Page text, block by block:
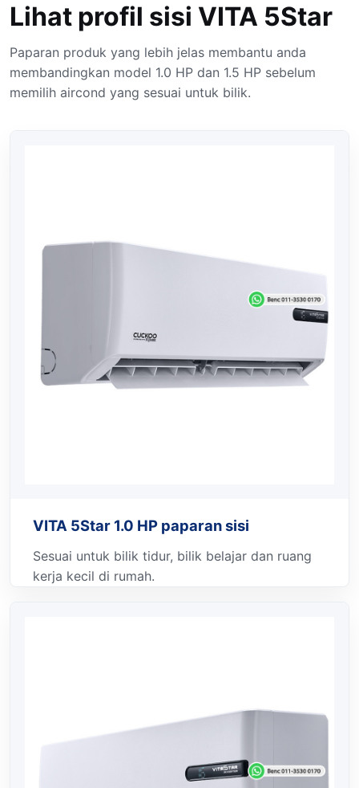
Lihat profil sisi VITA 5Star
Paparan produk yang lebih jelas membantu anda
membandingkan model 1.0 HP dan 1.5 HP sebelum
memilih aircond yang sesuai untuk bilik.
VITA 5Star 1.0 HP paparan sisi
Sesuai untuk bilik tidur, bilik belajar dan ruang
kerja kecil di rumah.